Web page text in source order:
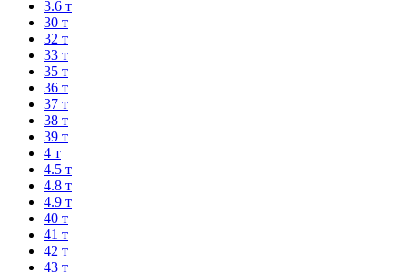
3.6 т
30 т
32 т
33 т
35 т
36 т
37 т
38 т
39 т
4 т
4.5 т
4.8 т
4.9 т
40 т
41 т
42 т
43 т